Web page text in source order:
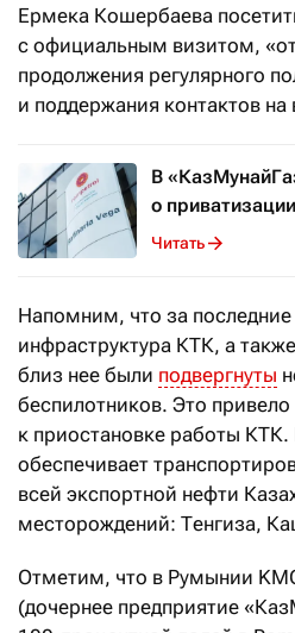
Ермека Кошербаева
с официальным визитом,
продолжения регулярного
и поддержания контактов
В
о
Читать
Напомним, что за последние
инфраструктура КТК, а
близ нее были подвергнуты
беспилотников. Это
к приостановке работы
обеспечивает
всей экспортной нефти
месторождений: Тенгиза,
Отметим, что в Румынии
(дочернее предприятие